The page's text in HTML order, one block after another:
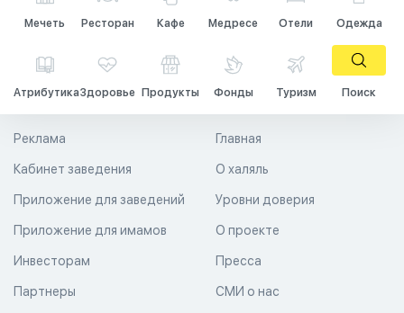
Мечеть Ресторан Кафе Медресе Отели Одежда
АтрибутикаЗдоровье Продукты Фонды Туризм Поиск
Главная
О халяль
Уровни доверия
Реклама
Кабинет заведения
Приложение для заведений
Приложение для имамов О проекте
Пресса
СМИ о нас
Инвесторам
Партнеры